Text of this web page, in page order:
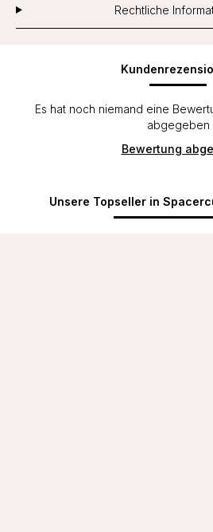
Rechtliche
Es hat noch niemand eine
abgegeben
Bewertung
Unsere Topseller in